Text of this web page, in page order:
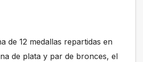
de 12 medallas repartidas en
de plata y par de bronces, el